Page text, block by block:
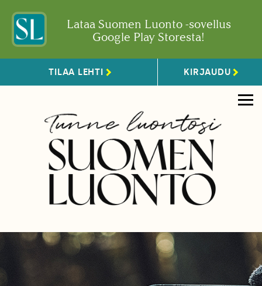
Lataa Suomen Luonto -sovellus
Google Play Storesta!
TILAA LEHTI KIRJAUDU